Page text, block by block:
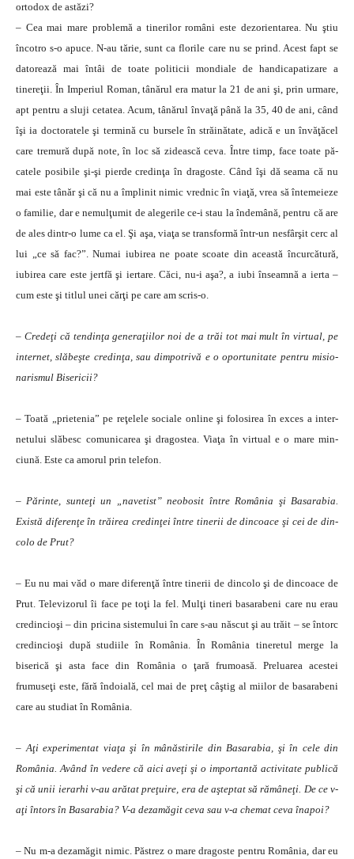
ortodox de astăzi?
– Cea mai mare problemă a tinerilor români este dezorientarea. Nu ştiu
încotro s-o apuce. N-au tărie, sunt ca florile care nu se prind. Acest fapt se
dato­rea­ză mai întâi de toate politicii mondiale de han­dicapatizare a
tinereţii. În Imperiul Roman, tânărul era matur la 21 de ani şi, prin urmare,
apt pentru a sluji cetatea. Acum, tânărul învaţă până la 35, 40 de ani, când
îşi ia doctoratele şi termină cu bur­sele în străinătate, adică e un învă­ţă­cel
care tremură după note, în loc să zidească ceva. Între timp, face toate pă­
catele posibile şi-şi pierde credinţa în dragoste. Când îşi dă sea­ma că nu
mai este tânăr şi că nu a împlinit nimic vred­nic în viaţă, vrea să întemeieze
o familie, dar e nemulţumit de alegerile ce-i stau la îndemână, pentru că are
de ales din­tr-o lume ca el. Şi aşa, viaţa se trans­formă într-un nesfârşit cerc al
lui „ce să fac?”. Numai iubirea ne poate scoa­te din această încurcătură,
iubi­rea care este jertfă şi iertare. Căci, nu-i aşa?, a iubi înseamnă a ierta –
cum este şi titlul unei cărţi pe care am scris-o.
– Credeţi că tendinţa gene­ra­ţiilor noi de a trăi tot mai mult în virtual, pe
internet, slăbeşte credin­ţa, sau dim­potrivă e o oportunitate pentru misio­
na­rismul Bisericii?
– Toată „prietenia” pe reţelele so­ciale online şi folosirea în ex­ces a in­ter­
netului slăbesc comu­ni­carea şi dra­gostea. Viaţa în virtual e o mare min­
ciună. Este ca amorul prin tele­fon.
– Părinte, sunteţi un „na­vetist” neobosit între România şi Basa­rabia.
Există diferenţe în trăirea credinţei între tinerii de dincoace şi cei de din­
colo de Prut?
– Eu nu mai văd o mare diferenţă între tinerii de din­colo şi de dincoace de
Prut. Televizorul îi face pe toţi la fel. Mulţi tineri basarabeni care nu erau
credin­cioşi – din pricina siste­mului în care s-au născut şi au trăit – se întorc
cre­din­cioşi după studiile în România. În România tineretul merge la
biserică şi asta face din România o ţară fru­moasă. Preluarea acestei
frumuseţi este, fără îndoială, cel mai de preţ câştig al miilor de basarabeni
care au studiat în România.
– Aţi experimentat viaţa şi în mânăstirile din Basarabia, şi în cele din
România. Având în ve­dere că aici aveţi şi o importantă activitate publică
şi că unii ie­rarhi v-au arătat preţuire, era de aşteptat să rămâneţi. De ce v-
aţi întors în Basarabia? V-a deza­măgit ceva sau v-a chemat ceva înapoi?
– Nu m-a dezamăgit nimic. Păstrez o mare dragoste pentru România, dar eu